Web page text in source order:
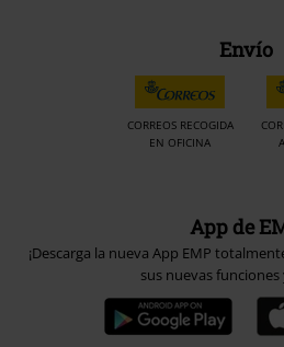
Envío
CORREOS RECOGIDA
EN OFICINA
App de
¡Descarga la nueva App EMP
sus nuevas funciones